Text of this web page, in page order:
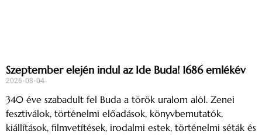
Szeptember elején indul az Ide Buda! 1686 emlékév
2026-08-04
340 éve szabadult fel Buda a török uralom alól. Zenei
fesztiválok, történelmi előadások, könyvbemutatók,
kiállítások, filmvetítések, irodalmi estek, történelmi séták és